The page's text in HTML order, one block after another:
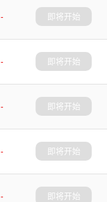
-
即将开始
-
即将开始
-
即将开始
-
即将开始
-
即将开始